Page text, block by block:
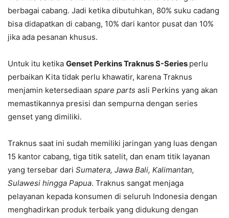
berbagai cabang. Jadi ketika dibutuhkan, 80% suku cadang
bisa didapatkan di cabang, 10% dari kantor pusat dan 10%
jika ada pesanan khusus.
Untuk itu ketika Genset Perkins Traknus S-Series perlu
perbaikan Kita tidak perlu khawatir, karena Traknus
menjamin ketersediaan spare parts asli Perkins yang akan
memastikannya presisi dan sempurna dengan series
genset yang dimiliki.
Traknus saat ini sudah memiliki jaringan yang luas dengan
15 kantor cabang, tiga titik satelit, dan enam titik layanan
yang tersebar dari Sumatera, Jawa Bali, Kalimantan,
Sulawesi hingga Papua. Traknus sangat menjaga
pelayanan kepada konsumen di seluruh Indonesia dengan
menghadirkan produk terbaik yang didukung dengan